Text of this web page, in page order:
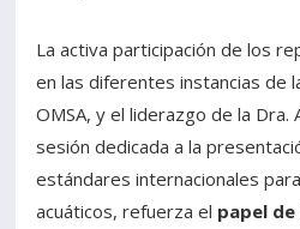
La activa participación de los
en las diferentes instancias de
OMSA, y el liderazgo de la Dra.
sesión dedicada a la
estándares internacionales
acuáticos, refuerza el papel